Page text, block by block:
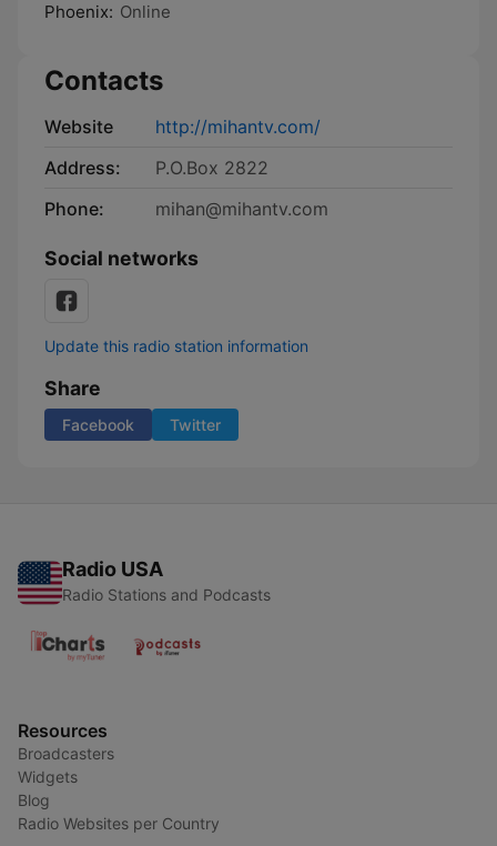
Phoenix: Online
Contacts
Website
http://mihantv.com/
Address:
P.O.Box 2822
Phone:
mihan@mihantv.com
Social networks
Update this radio station information
Share
Facebook Twitter
Radio USA
Radio Stations and Podcasts
Resources
Broadcasters
Widgets
Blog
Radio Websites per Country